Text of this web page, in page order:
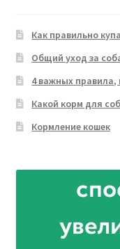
Как правильно
Общий уход за
4 важных
Какой корм для
Кормление кошек